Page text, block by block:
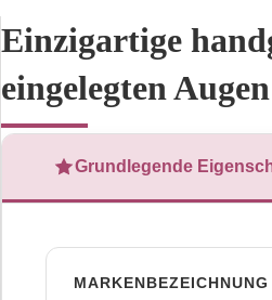
Einzigartige
eingelegten Augen
Grundlegende
MARKENBEZEICHNUNG